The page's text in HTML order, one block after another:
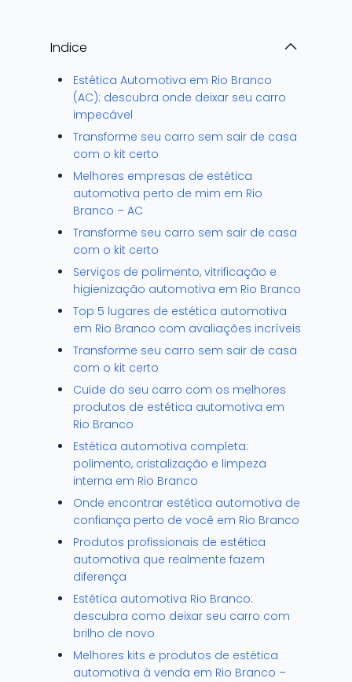
Indice
Estética Automotiva em Rio Branco
(AC): descubra onde deixar seu carro
impecável
Transforme seu carro sem sair de casa
com o kit certo
Melhores empresas de estética
automotiva perto de mim em Rio
Branco – AC
Transforme seu carro sem sair de casa
com o kit certo
Serviços de polimento, vitrificação e
higienização automotiva em Rio Branco
Top 5 lugares de estética automotiva
em Rio Branco com avaliações incríveis
Transforme seu carro sem sair de casa
com o kit certo
Cuide do seu carro com os melhores
produtos de estética automotiva em
Rio Branco
Estética automotiva completa:
polimento, cristalização e limpeza
interna em Rio Branco
Onde encontrar estética automotiva de
confiança perto de você em Rio Branco
Produtos profissionais de estética
automotiva que realmente fazem
diferença
Estética automotiva Rio Branco:
descubra como deixar seu carro com
brilho de novo
Melhores kits e produtos de estética
automotiva à venda em Rio Branco –